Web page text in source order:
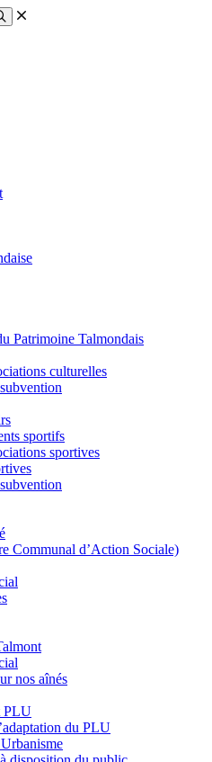
Patrimoine Talmondais
culturelles
sportifs
sportives
Communal d’Action Sociale)
nos aînés
PLU
du PLU